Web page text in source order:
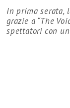
In prima serata,
grazie a “The
spettatori con